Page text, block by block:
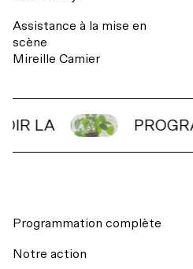
Assistance à la mise en
scène
Mireille Camier
LA
Programmation complète
Notre action